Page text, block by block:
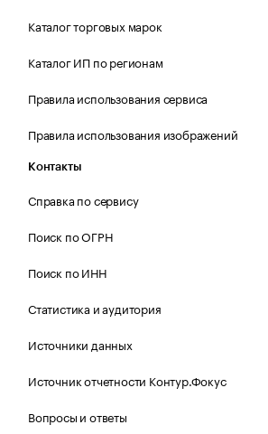
Каталог торговых марок
Каталог ИП по регионам
Правила использования сервиса
Правила использования изображений
Контакты
Справка по сервису
Поиск по ОГРН
Поиск по ИНН
Статистика и аудитория
Источники данных
Источник отчетности Контур.Фокус
Вопросы и ответы